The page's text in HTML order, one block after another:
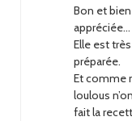
Bon et
appréciée…
Elle est
préparée.
Et comme
loulous
fait la